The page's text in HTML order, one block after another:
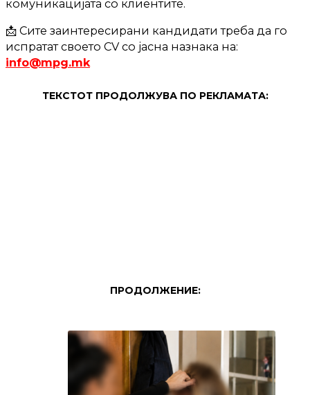
комуникацијата со клиентите.
📩 Сите заинтересирани кандидати треба да го
испратат своето CV со јасна назнака на:
info@mpg.mk
ТЕКСТОТ ПРОДОЛЖУВА ПО РЕКЛАМАТА:
ПРОДОЛЖЕНИЕ: